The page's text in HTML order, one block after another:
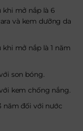
khi mở nắp là 6
và kem dưỡng da
mở nắp là 1 năm
son bóng.
kem chống nắng.
năm đối với nước